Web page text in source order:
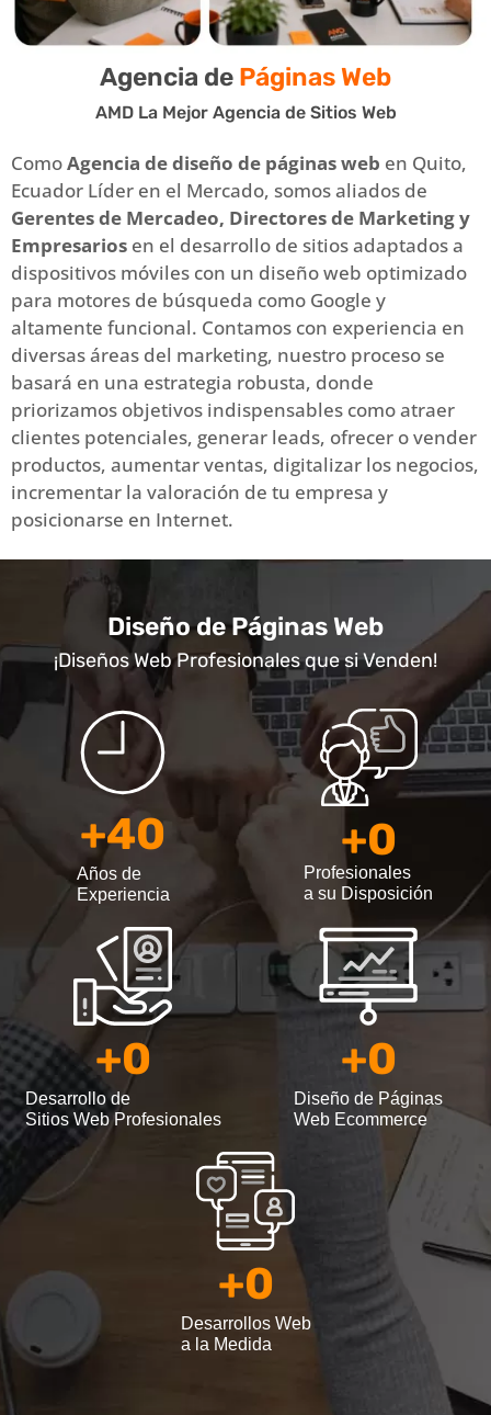
Agencia de Páginas Web
AMD La Mejor Agencia de Sitios Web
ComoAgencia de diseño de páginas web en Quito,
Ecuador Líder en el Mercado, somos aliados de
Gerentes de Mercadeo, Directores de Marketing y
Empresarios en el desarrollo de sitios adaptados a
dispositivos móviles con un diseño web optimizado
para motores de búsqueda como Google y
altamente funcional. Contamos con experiencia en
diversas áreas del marketing, nuestro proceso se
basará en una estrategia robusta, donde
priorizamos objetivos indispensables como atraer
clientes potenciales, generar leads, ofrecer o vender
productos, aumentar ventas, digitalizar los negocios,
incrementar la valoración de tu empresa y
posicionarse en Internet.
Diseño de Páginas Web
¡Diseños Web Profesionales que si Venden!
Años de
Experiencia
+40
Profesionales
a su Disposición
+0
Desarrollo de
Sitios Web Profesionales
+0
Diseño de Páginas
Web Ecommerce
+0
Desarrollos Web
a la Medida
+0